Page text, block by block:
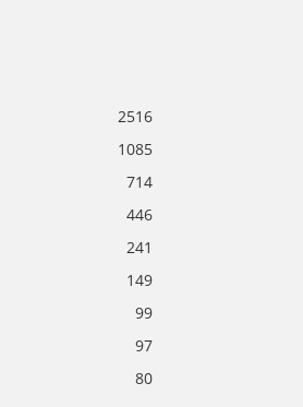
2516
1085
714
446
241
149
99
97
80